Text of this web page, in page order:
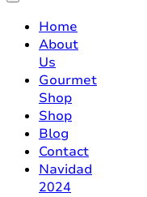
Home
About
Us
Gourmet
Shop
Shop
Blog
Contact
Navidad
2024